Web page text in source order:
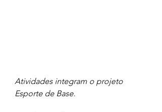
Atividades integram o projeto
Esporte de Base.